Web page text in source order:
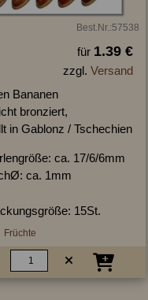
Best.Nr.:57538
für 1.39 €
zzgl. Versand
Bananen
bronziert,
in Gablonz / Tschechien
ca. 17/6/6mm
ca. 1mm
15St.
Früchte